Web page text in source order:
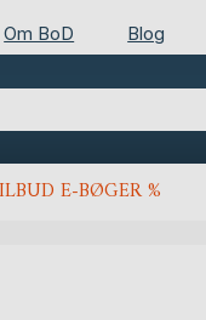
Om BoD Blog
E-BØGER %